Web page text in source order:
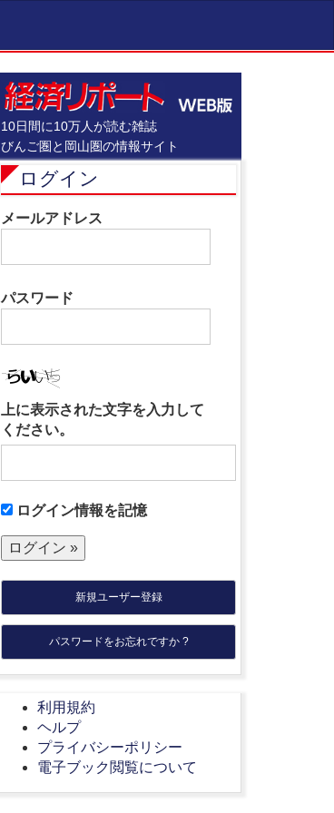
10日間に10万人が読む雑誌
びんご圏と岡山圏の情報サイト
ログイン
メールアドレス
パスワード
上に表示された文字を入力して
ください。
ログイン情報を記憶
新規ユーザー登録
パスワードをお忘れですか ?
利用規約
ヘルプ
プライバシーポリシー
電子ブック閲覧について